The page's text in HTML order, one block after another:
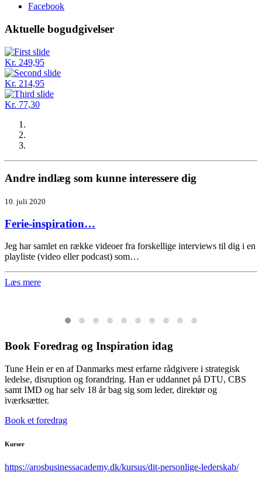
Facebook
Aktuelle bogudgivelser
Kr. 249,95
Kr. 214,95
Kr. 77,30
Andre indlæg som kunne interessere dig
10. juli 2020
Ferie-inspiration…
Jeg har samlet en række videoer fra forskellige interviews til dig i en
playliste (video eller podcast) som…
Læs mere
Book Foredrag og Inspiration idag
Tune Hein er en af Danmarks mest erfarne rådgivere i strategisk
ledelse, disruption og forandring. Han er uddannet på DTU, CBS
samt IMD og har selv 18 år bag sig som leder, direktør og
iværksætter.
Book et foredrag
Kurser
https://arosbusinessacademy.dk/kursus/dit-personlige-lederskab/